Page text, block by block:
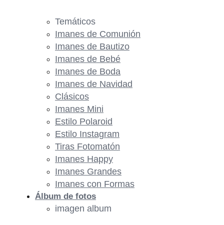
Temáticos
Imanes de Comunión
Imanes de Bautizo
Imanes de Bebé
Imanes de Boda
Imanes de Navidad
Clásicos
Imanes Mini
Estilo Polaroid
Estilo Instagram
Tiras Fotomatón
Imanes Happy
Imanes Grandes
Imanes con Formas
Álbum de fotos
imagen album